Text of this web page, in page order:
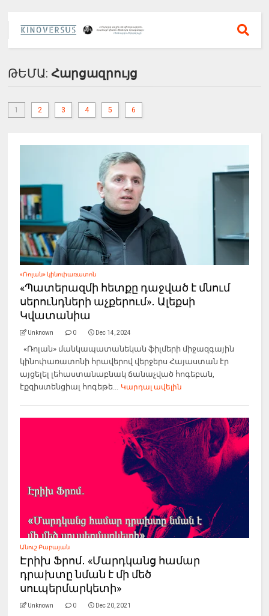
ԹԵՄԱ:Հարցազրույց
1 2 3 4 5 6
«Ռոլան» կինոփառատոն
«Պատերազմի հետքը դաջված է մնում
սերունդների աչքերում»․ Ալեքսի
Կվատանիա
Unknown 0 Dec 14, 2024
«Ռոլան» մանկապատանեկան ֆիլմերի միջազգային
կինոփառատոնի հրավերով վերջերս Հայաստան էր
այցելել լեհաստանաբնակ ճանաչված հոգեբան,
էքզիստենցիալ հոգեթե... Կարդալ ավելին
Անուշ Բաբայան
Էրիխ Ֆրոմ․ «Մարդկանց համար
դրախտը նման է մի մեծ
սուպերմարկետի»
Unknown 0 Dec 20, 2021